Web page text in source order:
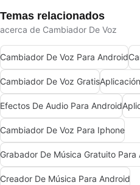
Temas relacionados
acerca de Cambiador De Voz
Cambiador De Voz Para Android
Cambiador De Voz Gratis
Efectos De Audio Para Android
Cambiador De Voz Para Iphone
Creador De Música Para Android